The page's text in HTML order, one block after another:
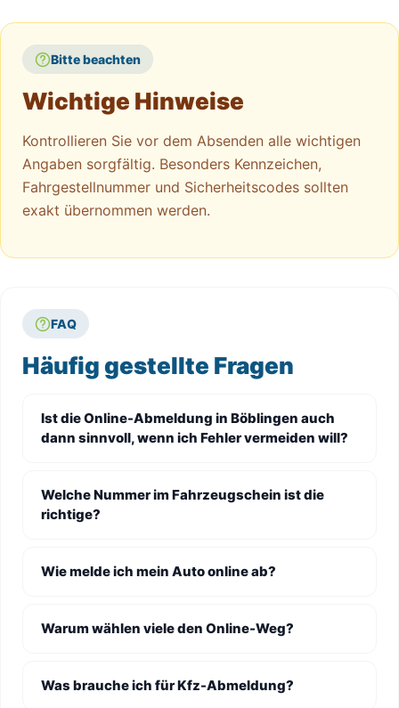
Bitte beachten
Wichtige Hinweise
Kontrollieren Sie vor dem Absenden alle wichtigen
Angaben sorgfältig. Besonders Kennzeichen,
Fahrgestellnummer und Sicherheitscodes sollten
exakt übernommen werden.
FAQ
Häufig gestellte Fragen
Ist die Online-Abmeldung in Böblingen auch
dann sinnvoll, wenn ich Fehler vermeiden will?
Welche Nummer im Fahrzeugschein ist die
richtige?
Wie melde ich mein Auto online ab?
Warum wählen viele den Online-Weg?
Was brauche ich für Kfz-Abmeldung?